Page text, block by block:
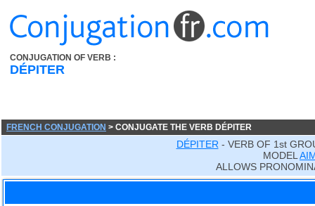
CONJUGATION OF VERB :
DÉPITER
FRENCH CONJUGATION > CONJUGATE THE VERB DÉPITER
DÉPITER - VERB OF 1st
MODEL
ALLOWS